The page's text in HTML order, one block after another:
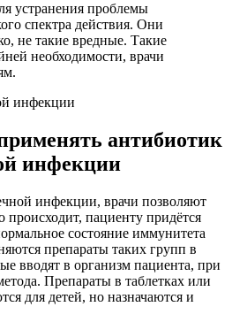
устранения проблемы
спектра действия. Они
не такие вредные. Такие
необходимости, врачи
антибиотик
инфекции
инфекции, врачи позволяют
происходит, пациенту придётся
состояние иммунитета
препараты таких групп в
вводят в организм пациента, при
Препараты в таблетках или
для детей, но назначаются и